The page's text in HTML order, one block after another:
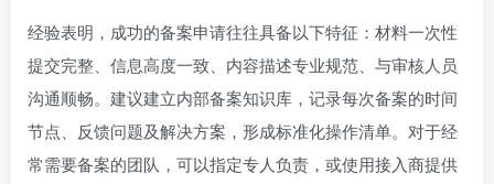
经验表明，成功的备案申请往往具备以下特征：材料一次性
提交完整、信息高度一致、内容描述专业规范、与审核人员
沟通顺畅。建议建立内部备案知识库，记录每次备案的时间
节点、反馈问题及解决方案，形成标准化操作清单。对于经
常需要备案的团队，可以指定专人负责，或使用接入商提供